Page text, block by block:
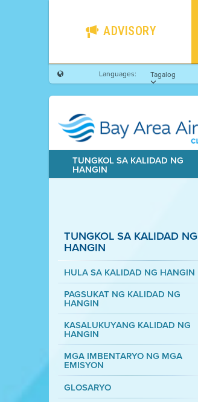
ADVISORY
Languages: Tagalog
TUNGKOL SA KALIDAD NG
HANGIN
TUNGKOL SA KALIDAD NG
HANGIN
HULA SA KALIDAD NG HANGIN
PAGSUKAT NG KALIDAD NG
HANGIN
KASALUKUYANG KALIDAD NG
HANGIN
MGA IMBENTARYO NG MGA
EMISYON
GLOSARYO